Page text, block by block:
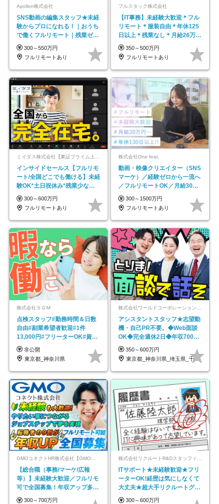
Apollon株式会社
SNS動画の編集スタッフ★未経
験からプロになれる！｜おうち
で働くフルリモート｜残業ゼロ
で18時退勤◎
300～550万円
フルリモートあり
フルスタック株式会社
【IT事務】未経験大歓迎＊フル
リモート＊服装自由＊年休125
日以上＊残業なし＊月給26万円
以上
350～500万円
フルリモートあり
ミイダス株式会社【東証プライム上場パーソルグループ】
インサイドセールス【フルリモ
ート/全国どこでも働ける】未経
験OK*土日祝休み*残業少なめ*
在宅勤務手当あり
300～600万円
フルリモートあり
株式会社One feat.
動画・映像クリエイター（SNS
マーケ）／経験ゼロから一流へ
／フルリモートOK／月給30万
円～／年休130日以上
300～1500万円
フルリモートあり
株式会社ＳＧＭ
点検スタッフ#勤務時間＆日数
自由#副業希望者歓迎#1件
13,000円#フリーターOK#資格
スキル不要
非公開
東京都_神奈川県
アシスタントスタッフ★志望動
機・自己PR不要。◆Web面談
OK◆完全週休2日◆年収700万
円可/p13
350～600万円
東京都_神奈川県_埼玉県_千葉県_大阪府…
GMOコネクトHR株式会社【GMOインターネットグループ】
【総合職（事務/マーケ/広報
等）】未経験大歓迎／フルリモ
可で全国募集！年収アップ多数
★年休最大130日★
300～700万円
ITサポート★未経験歓迎★フリ
ーターOK!経歴は気にしなくて
大丈夫★超大手リクルートグル
ープの正社員/sg
300～600万円